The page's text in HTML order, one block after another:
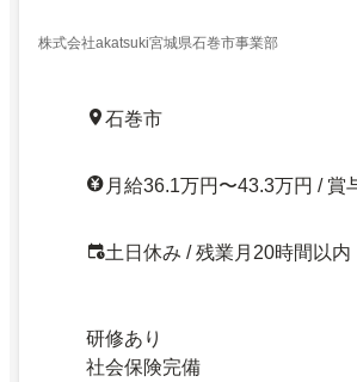
株式会社akatsuki宮城県石巻市事業部
石巻市
月給36.1万円〜43.3万円 / 賞
土日休み / 残業月20時間以内
研修あり
社会保険完備